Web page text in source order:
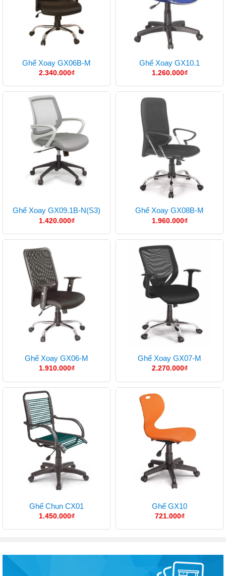
Ghế Xoay GX06B-M
2.340.000₫
Ghế Xoay GX10.1
1.260.000₫
Ghế Xoay GX09.1B-N(S3)
1.420.000₫
Ghế Xoay GX08B-M
1.960.000₫
Ghế Xoay GX06-M
1.910.000₫
Ghế Xoay GX07-M
2.270.000₫
Ghế Chun CX01
1.450.000₫
Ghế GX10
721.000₫